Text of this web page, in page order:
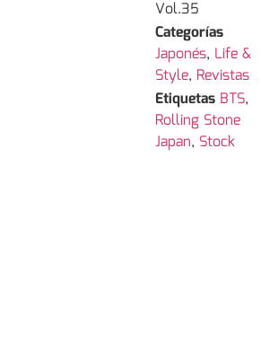
Vol.35
Categorías
Japonés, Life &
Style, Revistas
Etiquetas BTS,
Rolling Stone
Japan, Stock